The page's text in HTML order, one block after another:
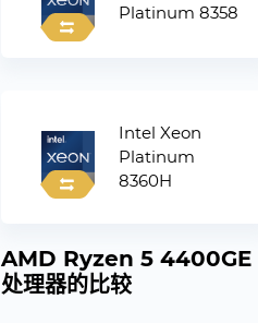
Platinum 8358
Intel Xeon
Platinum
8360H
AMD Ryzen 5 4400GE
处理器的比较